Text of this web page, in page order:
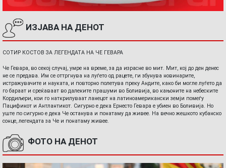
ИЗЈАВА НА ДЕНОТ
СОТИР КОСТОВ ЗА ЛЕГЕНДАТА НА ЧЕ ГЕВАРА
Че Гевара, во секој случај, умре на време, за да израсне во мит. Мит, кој до ден денес
не се предава. Им се оттргнува на луѓето од рацете, ги збунува новинарите,
истражувачите и науката, и повторно полетува преку Андите, како би могле луѓето да
го бараат и среќаваат во далеките прашуми во Боливија, во кањоните на небеските
Кордиљери, кои го наткрилуваат ланецот на латиноамерикански земји помеѓу
Пацификот и Антлантикот. Сигурно е дека Ернесто Гевара е убиен во Боливија. Но
уште по сигурно е дека Че останува и понатаму да живее. На вечно жешкото кубанско
сонце, легендата за Че и понатаму живее.
ФОТО НА ДЕНОТ